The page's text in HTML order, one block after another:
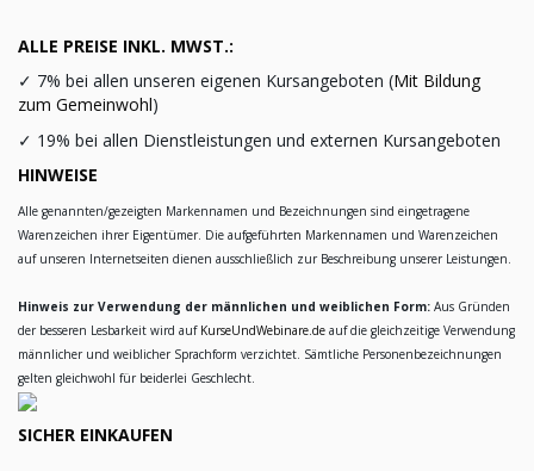
ALLE PREISE INKL. MWST.:
✓ 7% bei allen unseren eigenen Kursangeboten (Mit Bildung
zum Gemeinwohl)
✓ 19% bei allen Dienstleistungen und externen Kursangeboten
HINWEISE
Alle genannten/gezeigten Markennamen und Bezeichnungen sind eingetragene
Warenzeichen ihrer Eigentümer. Die aufgeführten Markennamen und Warenzeichen
auf unseren Internetseiten dienen ausschließlich zur Beschreibung unserer Leistungen.
Hinweis zur Verwendung der männlichen und weiblichen Form: Aus Gründen
der besseren Lesbarkeit wird auf KurseUndWebinare.de auf die gleichzeitige Verwendung
männlicher und weiblicher Sprachform verzichtet. Sämtliche Personenbezeichnungen
gelten gleichwohl für beiderlei Geschlecht.
SICHER EINKAUFEN